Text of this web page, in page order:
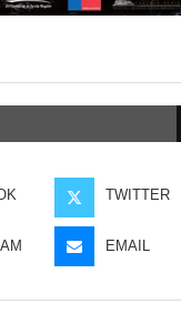
TWITTER
EMAIL